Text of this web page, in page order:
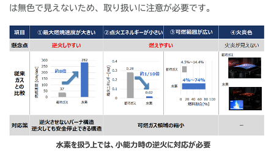
は無色で見えないため、取り扱いに注意が必要です。